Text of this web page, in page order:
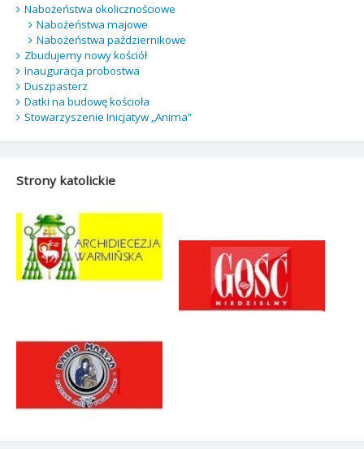
Nabożeństwa okolicznościowe
Nabożeństwa majowe
Nabożeństwa październikowe
Zbudujemy nowy kościół
Inauguracja probostwa
Duszpasterz
Datki na budowę kościoła
Stowarzyszenie Inicjatyw „Anima”
Strony katolickie